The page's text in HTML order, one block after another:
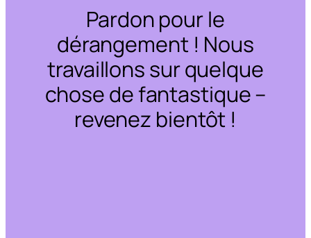
Pardon pour le
dérangement ! Nous
travaillons sur quelque
chose de fantastique –
revenez bientôt !